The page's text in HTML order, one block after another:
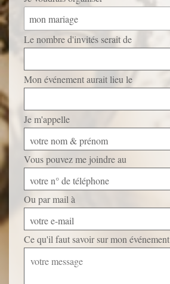
mon mariage
Le nombre d'invités serait de
Mon événement aurait lieu le
Je m'appelle
votre nom & prénom
Vous pouvez me joindre au
votre n° de téléphone
Ou par mail à
votre e-mail
Ce qu'il faut savoir sur mon événement